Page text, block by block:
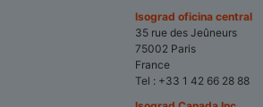
Isograd oficina central
35 rue des Jeûneurs
75002 Paris
France
Tel : +33 1 42 66 28 88